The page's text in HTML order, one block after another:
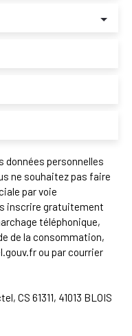
personnelles
ne souhaitez pas faire
par voie
inscrire gratuitement
téléphonique,
de la consommation,
ou par courrier
CS 61311, 41013 BLOIS